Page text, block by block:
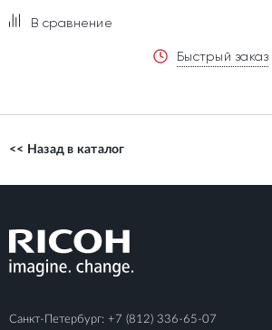
В сравнение
Быстрый заказ
<< Назад в каталог
Санкт-Петербург: +7 (812) 336-65-07